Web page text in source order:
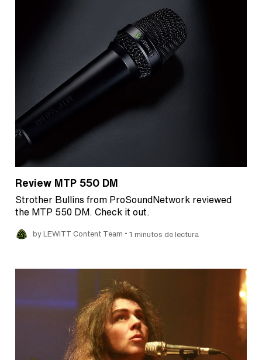
Review MTP 550 DM
Strother Bullins from ProSoundNetwork reviewed
the MTP 550 DM. Check it out.
by LEWITT Content Team • 1 minutos de lectura